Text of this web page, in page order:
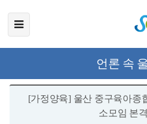
언론 속
[가정양육] 울산 중구육아종
소모임 본